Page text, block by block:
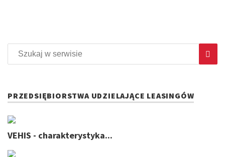
PRZEDSIĘBIORSTWA UDZIELAJĄCE LEASINGÓW
VEHIS - charakterystyka...